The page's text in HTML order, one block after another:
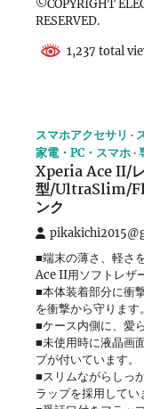
©COPYRIGHT
RESERVED.
1,237 total
スマホアクセサリ
家電・PC・スマホ
Xperia Ace II/
型/UltraSlim/
ンク
■端末の薄さ、軽さ
Ace II用ソフトレザ
■本体装着部分に衝
を衝撃から守ります。
■ケース内側に、愛
■未使用時に液晶画
プが付いています。
■スリムながらしっ
ラップを採用してい